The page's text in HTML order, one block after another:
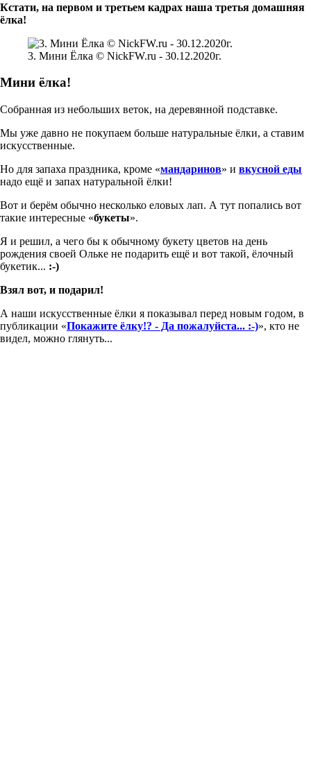
Кстати, на первом и третьем кадрах наша третья домашняя
ёлка!
3. Мини Ёлка © NickFW.ru - 30.12.2020г.
Мини ёлка!
Собранная из небольших веток, на деревянной подставке.
Мы уже давно не покупаем больше натуральные ёлки, а ставим
искусственные.
Но для запаха праздника, кроме «мандаринов» и вкусной еды
надо ещё и запах натуральной ёлки!
Вот и берём обычно несколько еловых лап. А тут попались вот
такие интересные «букеты».
Я и решил, а чего бы к обычному букету цветов на день
рождения своей Ольке не подарить ещё и вот такой, ёлочный
букетик... :-)
Взял вот, и подарил!
А наши искусственные ёлки я показывал перед новым годом, в
публикации «Покажите ёлку!? - Да пожалуйста... :-)», кто не
видел, можно глянуть...